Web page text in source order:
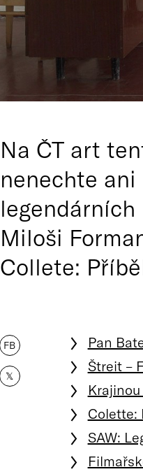
Na ČT art
nenechte
Miloši
Collete:
FB
𝕏
Pan
Štreit –
Colette:
SAW: